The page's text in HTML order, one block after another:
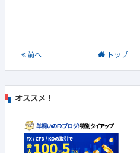
前へ トップ
オススメ！